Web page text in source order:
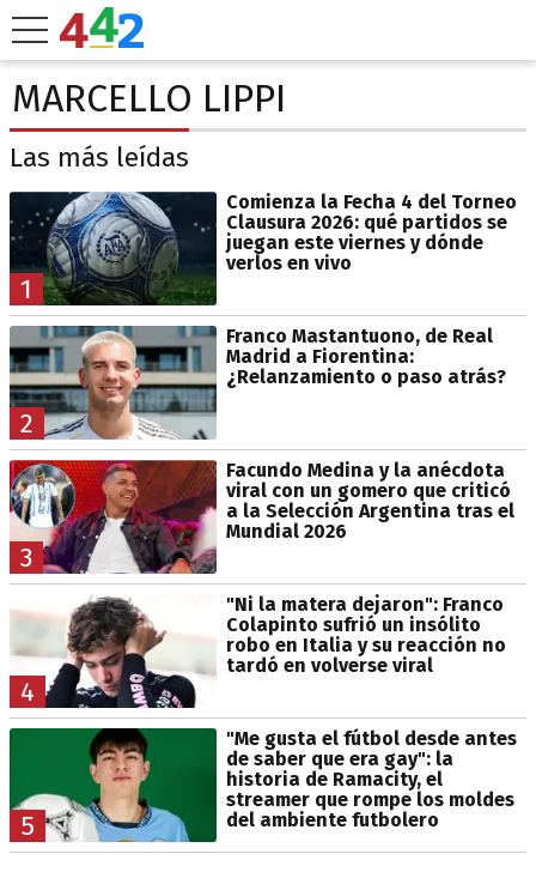
MARCELLO LIPPI
Las más leídas
1
Comienza la Fecha 4 del Torneo
Clausura 2026: qué partidos se
juegan este viernes y dónde
verlos en vivo
2
Franco Mastantuono, de Real
Madrid a Fiorentina:
¿Relanzamiento o paso atrás?
3
Facundo Medina y la anécdota
viral con un gomero que criticó
a la Selección Argentina tras el
Mundial 2026
4
"Ni la matera dejaron": Franco
Colapinto sufrió un insólito
robo en Italia y su reacción no
tardó en volverse viral
5
"Me gusta el fútbol desde antes
de saber que era gay": la
historia de Ramacity, el
streamer que rompe los moldes
del ambiente futbolero